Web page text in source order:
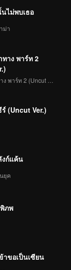
ไม่พบเธอ
ม่า
ทาง พาร์ท 2
(Uncut Ver.)
ก์แค้น
ยุค
ภพ
ขอเป็นเซียน